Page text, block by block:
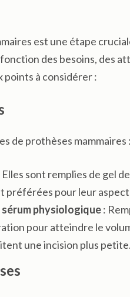
est une étape
des besoins, des
points à considérer :
de prothèses mammaires
Elles sont remplies de gel
préférées pour leur
physiologique:
pour atteindre le
une incision plus petite.